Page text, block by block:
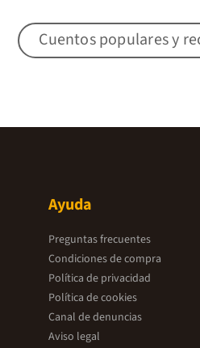
Cuentos populares y
Ayuda
Preguntas frecuentes
Condiciones de compra
Política de privacidad
Política de cookies
Canal de denuncias
Aviso legal